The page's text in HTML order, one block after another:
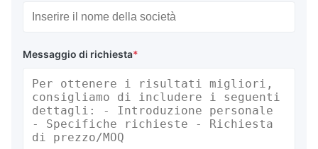
Messaggio di richiesta*